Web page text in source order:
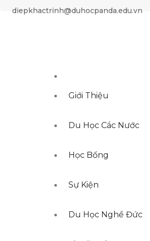
diepkhactrinh@duhocpanda.edu.vn
Giới Thiệu
Du Học Các Nước
Học Bổng
Sự Kiện
Du Học Nghề Đức